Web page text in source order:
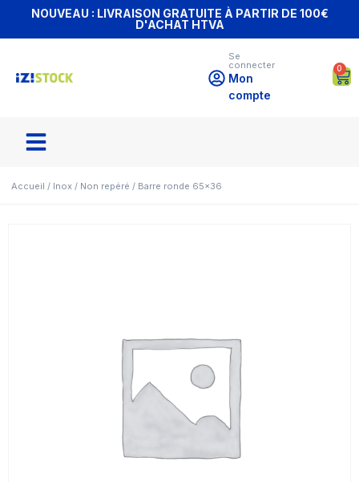
NOUVEAU : LIVRAISON GRATUITE À PARTIR DE 100€
D'ACHAT HTVA
Se
connecter
Mon
compte
0
Accueil / Inox / Non repéré / Barre ronde 65×36